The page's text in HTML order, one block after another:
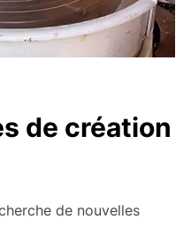
de création
de nouvelles